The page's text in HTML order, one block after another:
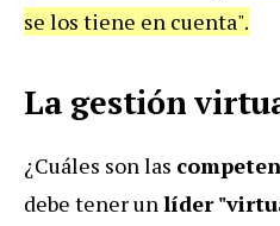
se los tiene en cuenta".
La gestión
¿Cuáles son las
debe tener unlíder